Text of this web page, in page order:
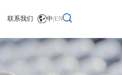
联系我们 中|EN